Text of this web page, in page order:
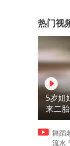
热门视
5岁姐
来二
舞蹈
流水